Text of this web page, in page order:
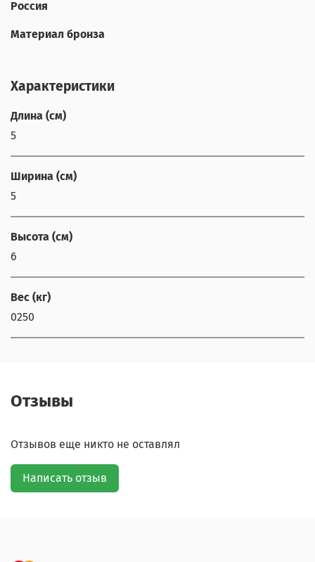
Россия
Материал бронза
Характеристики
Длина (см)
5
Ширина (см)
5
Высота (см)
6
Вес (кг)
0250
Отзывы
Отзывов еще никто не оставлял
Написать отзыв